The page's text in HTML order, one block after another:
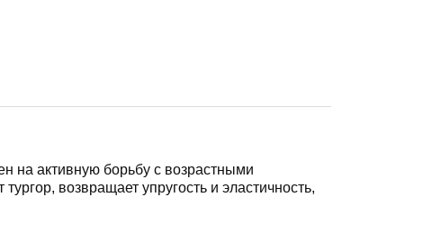
на активную борьбу с возрастными
возвращает упругость и эластичность,